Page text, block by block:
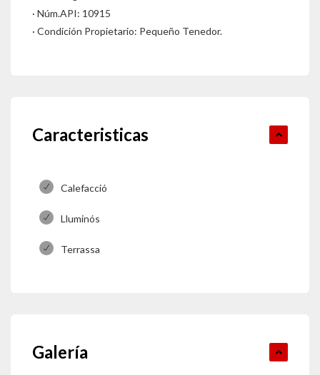
· Núm.API: 10915
· Condición Propietario: Pequeño Tenedor.
Caracteristicas
Calefacció
Lluminós
Terrassa
Galería